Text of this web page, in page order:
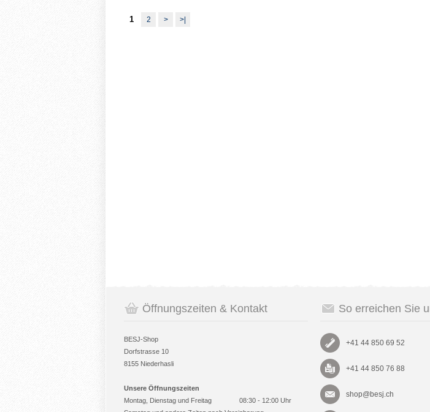
1 2 > >|
Öffnungszeiten & Kontakt
BESJ-Shop
Dorfstrasse 10
8155 Niederhasli
Unsere Öffnungszeiten
Montag, Dienstag und Freitag
08:30 - 12:00 Uhr
So erreichen Sie
+41 44 850 69 52
+41 44 850 76 88
shop@besj.ch